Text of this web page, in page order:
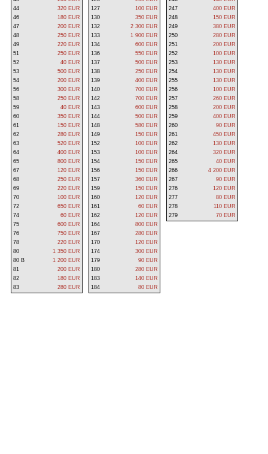
44
320 EUR
46
180 EUR
47
200 EUR
48
250 EUR
49
220 EUR
51
250 EUR
52
40 EUR
53
500 EUR
54
200 EUR
56
300 EUR
58
250 EUR
59
40 EUR
60
350 EUR
61
150 EUR
62
280 EUR
63
520 EUR
64
400 EUR
65
800 EUR
67
120 EUR
68
250 EUR
69
220 EUR
70
100 EUR
72
650 EUR
74
60 EUR
75
600 EUR
76
750 EUR
78
220 EUR
80
1 350 EUR
80 B
1 200 EUR
81
200 EUR
82
180 EUR
83
280 EUR
127
100 EUR
130
350 EUR
132
2 300 EUR
133
1 900 EUR
134
600 EUR
136
550 EUR
137
500 EUR
138
250 EUR
139
400 EUR
140
700 EUR
142
700 EUR
143
600 EUR
144
500 EUR
148
580 EUR
149
150 EUR
152
100 EUR
153
100 EUR
154
150 EUR
156
150 EUR
157
360 EUR
159
150 EUR
160
120 EUR
161
60 EUR
162
120 EUR
164
800 EUR
167
280 EUR
170
120 EUR
174
300 EUR
179
90 EUR
180
280 EUR
183
140 EUR
184
80 EUR
247
400 EUR
248
150 EUR
249
380 EUR
250
280 EUR
251
200 EUR
252
100 EUR
253
130 EUR
254
130 EUR
255
130 EUR
256
100 EUR
257
260 EUR
258
200 EUR
259
400 EUR
260
90 EUR
261
450 EUR
262
130 EUR
264
320 EUR
265
40 EUR
266
4 200 EUR
267
90 EUR
276
120 EUR
277
80 EUR
278
110 EUR
279
70 EUR